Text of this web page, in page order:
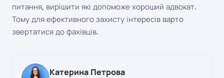
питання, вирішити які допоможе хороший адвокат.
Тому для ефективного захисту інтересів варто
звертатися до фахівців.
Катерина Петрова